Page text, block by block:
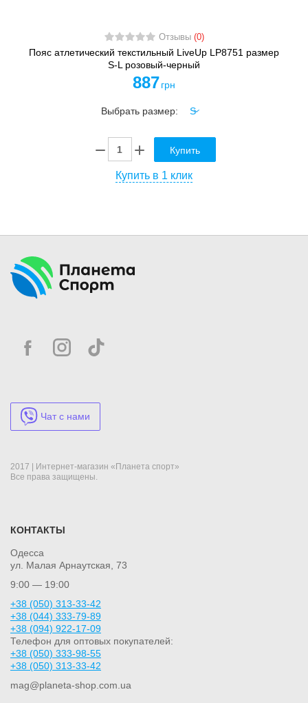
Отзывы (0)
Пояс атлетический текстильный LiveUp LP8751 размер
S-L розовый-черный
887 грн
Выбрать размер:
Купить
Купить в 1 клик
Чат с нами
2017 | Интернет-магазин «Планета спорт»
Все права защищены.
КОНТАКТЫ
Одесса
ул. Малая Арнаутская, 73
9:00 — 19:00
+38 (050) 313-33-42
+38 (044) 333-79-89
+38 (094) 922-17-09
Телефон для оптовых покупателей:
+38 (050) 333-98-55
+38 (050) 313-33-42
mag@planeta-shop.com.ua